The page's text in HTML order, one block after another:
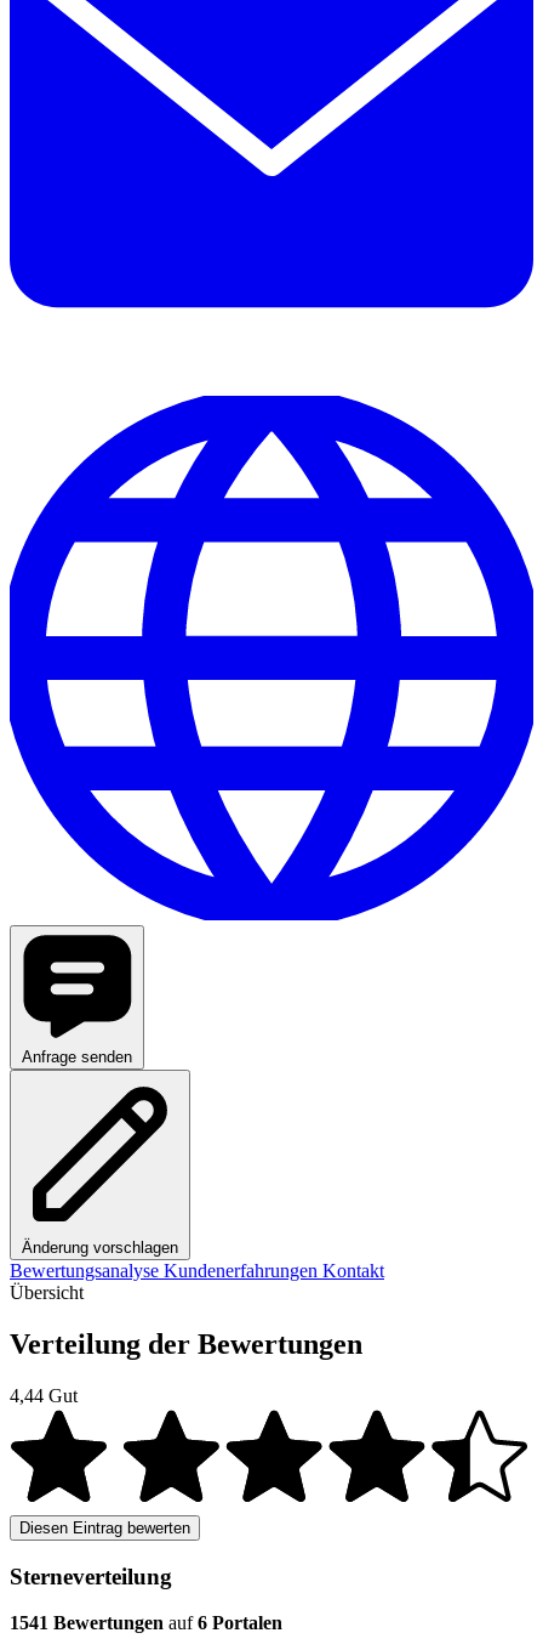
Anfrage senden
Änderung vorschlagen
Bewertungsanalyse Kundenerfahrungen Kontakt
Übersicht
Verteilung der Bewertungen
4,44 Gut
Diesen Eintrag bewerten
Sterneverteilung
1541 Bewertungen auf6 Portalen